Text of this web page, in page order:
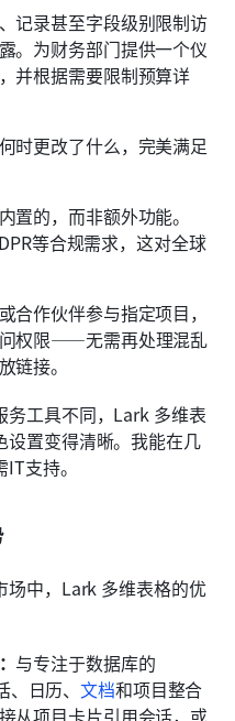
记录甚至字段级别限制访
。为财务部门提供一个仪
并根据需要限制预算详
时更改了什么，完美满足
置的，而非额外功能。
等合规需求，这对全球
合作伙伴参与指定项目，
权限——无需再处理混乱
链接。
务工具不同，Lark 多维表
设置变得清晰。我能在几
支持。
场中，Lark 多维表格的优
与专注于数据库的
、日历、文档和项目整合
从项目卡片引用会话，或